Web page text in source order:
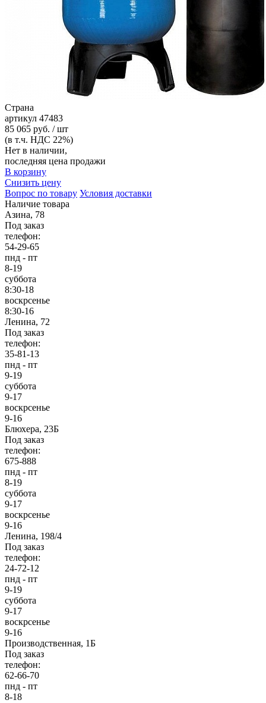
Страна
артикул 47483
85 065 руб. / шт
(в т.ч. НДС 22%)
Нет в наличии,
последняя цена продажи
В корзину
Снизить цену
Вопрос по товару Условия доставки
Наличие товара
Азина, 78
Под заказ
телефон:
54-29-65
пнд - пт
8-19
суббота
8:30-18
воскрсенье
8:30-16
Ленина, 72
Под заказ
телефон:
35-81-13
пнд - пт
9-19
суббота
9-17
воскрсенье
9-16
Блюхера, 23Б
Под заказ
телефон:
675-888
пнд - пт
8-19
суббота
9-17
воскрсенье
9-16
Ленина, 198/4
Под заказ
телефон:
24-72-12
пнд - пт
9-19
суббота
9-17
воскрсенье
9-16
Производственная, 1Б
Под заказ
телефон:
62-66-70
пнд - пт
8-18